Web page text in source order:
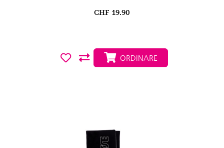
CHF 19.90
ORDINARE